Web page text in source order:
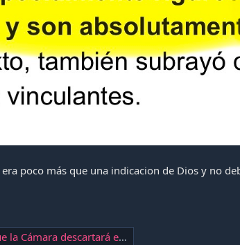
poco más que una indicacion de Dios y no
esta frívola acusación"